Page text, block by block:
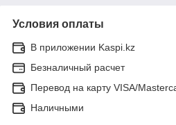
Условия оплаты
В приложении Kaspi.kz
Безналичный расчет
Перевод на карту VISA/
Наличными